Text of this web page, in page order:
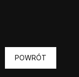
POWRÓT